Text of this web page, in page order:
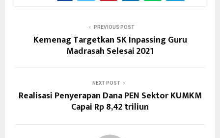
PREVIOUS POST
Kemenag Targetkan SK Inpassing Guru
Madrasah Selesai 2021
NEXT POST
Realisasi Penyerapan Dana PEN Sektor KUMKM
Capai Rp 8,42 triliun